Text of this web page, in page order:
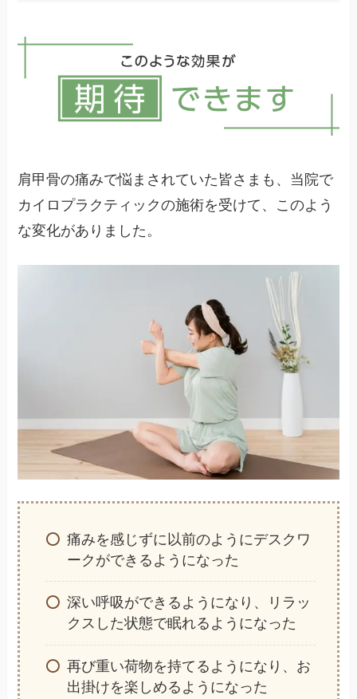
甲骨の痛みはより特定の部位（肩甲骨自体やその
周辺）の痛みを指します。肩こりは不快感や重さ
を感じることが多いのに対し、肩甲骨の痛みはよ
り鋭い痛みや特定の動作で悪化する特徴がありま
す。ただし、両者は関連していることも多いで
肩甲骨の痛みで悩まされていた皆さまも、当院で
カイロプラクティックの施術を受けて、このよう
な変化がありました。
痛みを感じずに以前のようにデスクワ
ークができるようになった
深い呼吸ができるようになり、リラッ
クスした状態で眠れるようになった
再び重い荷物を持てるようになり、お
出掛けを楽しめるようになった